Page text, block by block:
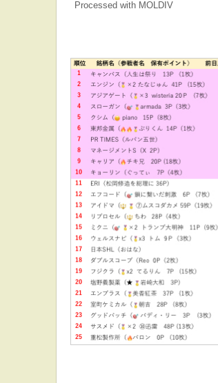
Processed with MOLDIV